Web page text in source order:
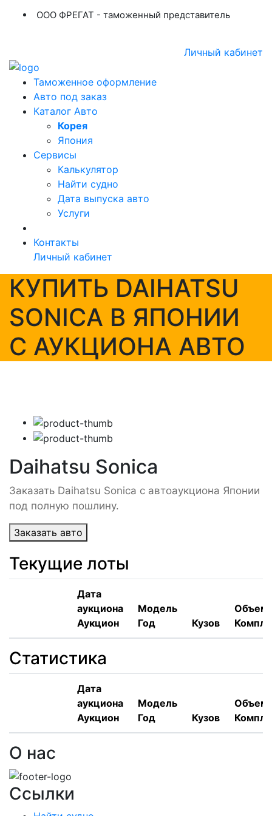
ООО ФРЕГАТ - таможенный представитель
Личный кабинет
Таможенное оформление
Авто под заказ
Каталог Авто
Корея
Япония
Сервисы
Калькулятор
Найти судно
Дата выпуска авто
Услуги
Контакты
Личный кабинет
КУПИТЬ DAIHATSU
SONICA В ЯПОНИИ
С АУКЦИОНА АВТО
Daihatsu Sonica
Заказать Daihatsu Sonica с автоаукциона Японии
под полную пошлину.
Заказать авто
Текущие лоты
Дата
аукциона
Аукцион
Модель
Год
Кузов
Объем,
Статистика
Дата
аукциона
Аукцион
Модель
Год
Кузов
Объем,
О нас
Ссылки